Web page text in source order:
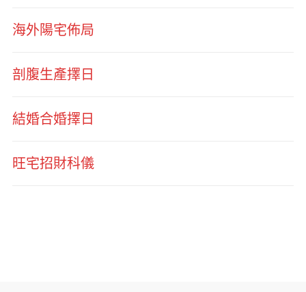
海外陽宅佈局
剖腹生產擇日
結婚合婚擇日
旺宅招財科儀